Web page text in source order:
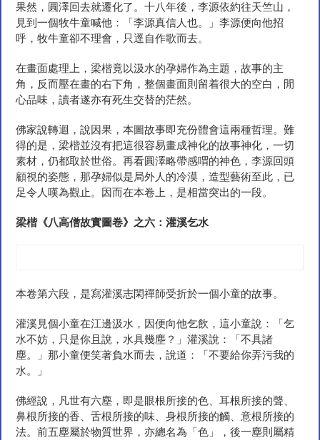
果然，圓澤回去就遷化了。十八年後，李源依約往天竺山，
見到一個牧牛童喊他：「李源真信人也。」李源便向他招
呼，牧牛童卻不理會，只逕自作歌而去。
在畫面處理上，梁楷竟以汲水的孕婦作為主題，故事的主
角，反而壓在畫的右下角，整個畫面則留着很大的空白，閒
心品味，讀者遂亦有死生交替的茫然。
佛家說轉迴，說因果，本圖故事即充份體會這兩種哲理。難
得的是，梁楷並沒有把這很容易畫成神化的故事神化，一切
素材，仍都取於世俗。再看圓澤略帶感喟的神色，李源回頭
顧視的姿態，那孕婦似是局外人的冷漠，造型藝術至此，已
足令人嘆為觀止。因而在本卷上，是相當突出的一段。
梁楷《八高僧故實圖卷》之六：灌溪乞水
本卷第六段，是寫灌溪志閑禪師受折於一個小童的故事。
灌溪見個小童在江邊汲水，因便向他乞飲，這小童說：「乞
水不妨，只是你且說，水具幾塵？」灌溪說：「不具諸
塵。」那小童便笑著負水而去，說道：「不要給你弄污我的
水。」
佛經說，凡世有六塵，即是眼根所接的色、耳根所接的聲、
鼻根所接的香、舌根所接的味、身根所接的觸、意根所接的
法。前五塵屬於物質世界，亦總名為「色」，後一塵則屬精